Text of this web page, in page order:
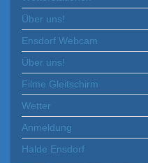
Über uns!
Ensdorf Webcam
Über uns!
Filme Gleitschirm
Wetter
Anmeldung
Halde Ensdorf